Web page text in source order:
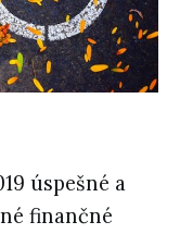
úspešné a
finančné